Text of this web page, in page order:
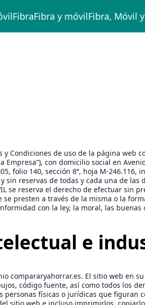
FibraFibra y móvilFibra, Móvil
Condiciones de uso de la página web
Empresa”), con domicilio social en
folio 140, sección 8ª, hoja M-
sin reservas de todas y cada una de
se reserva el derecho de efectuar
presten a través de la misma o la
con la ley, la moral, las
e
compararyahorrar.es. El sitio web en
código fuente, así como todos los
personas físicas o jurídicas que
sitio web e incluso imprimirlos,